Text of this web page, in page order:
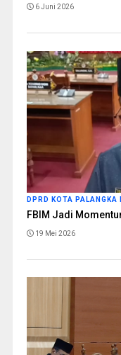
6 Juni 2026
DPRD KOTA PALANGKA
FBIM Jadi
19 Mei 2026